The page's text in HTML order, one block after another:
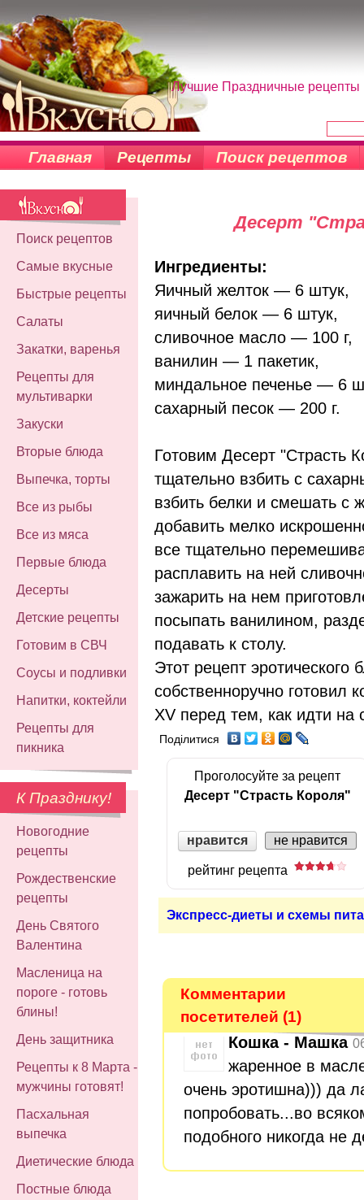
Лучшие Праздничные рецепты
Главная Рецепты Поиск рецептов
Поиск рецептов
Самые вкусные
Быстрые рецепты
Салаты
Закатки, варенья
Рецепты для
мультиварки
Закуски
Вторые блюда
Выпечка, торты
Все из рыбы
Все из мяса
Первые блюда
Десерты
Детские рецепты
Готовим в СВЧ
Соусы и подливки
Напитки, коктейли
Рецепты для
пикника
К Празднику!
Новогодние
рецепты
Рождественские
рецепты
День Святого
Валентина
Масленица на
пороге - готовь
блины!
День защитника
Рецепты к 8 Марта -
мужчины готовят!
Пасхальная
выпечка
Диетические блюда
Постные блюда
Десерт
Ингредиенты:
Яичный желток — 6 штук,
яичный белок — 6 штук,
сливочное масло — 100 г,
ванилин — 1 пакетик,
миндальное печенье — 6
сахарный песок — 200 г.
Готовим Десерт "Страсть
тщательно взбить с
взбить белки и смешать с
добавить мелко
все тщательно
расплавить на ней
зажарить на нем
посыпать ванилином,
подавать к столу.
Этот рецепт эротического
собственноручно готовил
XV перед тем, как идти на
Поділитися
Проголосуйте за рецепт
Десерт "Страсть Короля"
нравится не нравится
рейтинг рецепта
Экспресс-диеты и схемы
Комментарии
посетителей (1)
Кошка - Машка
жаренное в
очень эротишна))) да
попробовать...во
подобного никогда не